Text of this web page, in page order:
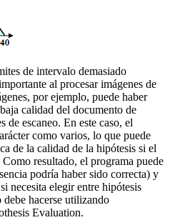
de intervalo demasiado
al procesar imágenes de
por ejemplo, puede haber
calidad del documento de
de escaneo. En este caso, el
como varios, lo que puede
de la calidad de la hipótesis si el
resultado, el programa puede
podría haber sido correcta) y
necesita elegir entre hipótesis
hacerse utilizando
Evaluation.